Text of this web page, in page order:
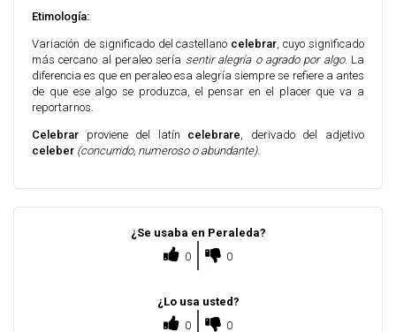
Etimología:
Variación de significado del castellano celebrar, cuyo significado
más cercano al peraleo sería sentir alegría o agrado por algo. La
diferencia es que en peraleo esa alegría siempre se refiere a antes
de que ese algo se produzca, el pensar en el placer que va a
reportarnos.
Celebrar proviene del latín celebrare, derivado del adjetivo
celeber (concurrido, numeroso o abundante).
¿Se usaba en Peraleda?
0
0
¿Lo usa usted?
0
0